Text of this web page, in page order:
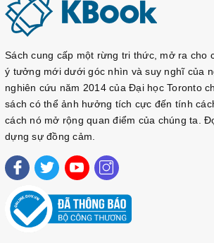
Sách cung cấp một rừng tri thức, mở ra cho
ý tưởng mới dưới góc nhìn và suy nghĩ của
nghiên cứu năm 2014 của Đại học Toronto
sách có thể ảnh hưởng tích cực đến tính
cách nó mở rộng quan điểm của chúng ta.
dựng sự đồng cảm.